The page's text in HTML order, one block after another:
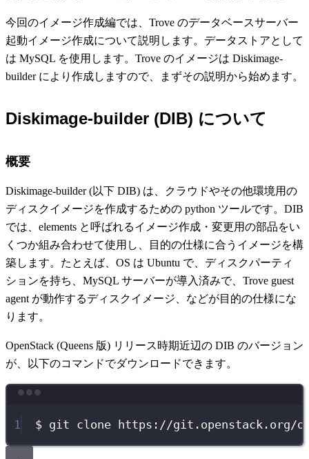
今回のイメージ作成編では、Trove のデータベースサーバー
起動イメージ作成について説明します。データストアとして
は MySQL を使用します。Trove のイメージは Diskimage-
builder により作成しますので、まずその説明から始めます。
Diskimage-builder (DIB) について
概要
Diskimage-builder (以下 DIB) は、クラウドやその他環境用の
ディスクイメージを作成するための python ツールです。DIB
では、elements と呼ばれるイメージ作成・変更用の部品をい
くつか組み合わせて使用し、目的の仕様に合うイメージを構
築します。たとえば、OS は Ubuntu で、ディスクパーティ
ションを持ち、MySQL サーバーが導入済みで、Trove guest
agent が動作するディスクイメージ、などが目的の仕様にな
ります。
OpenStack (Queens 版) リリース時期近辺の DIB のバージョン
が、以下のコマンドでダウンロードできます。
1 $ git clone https://git.openstack.org/